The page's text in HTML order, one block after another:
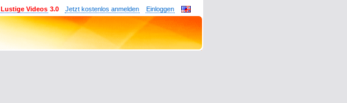
Einloggen
Jetzt kostenlos anmelden
Lustige Videos 3.0